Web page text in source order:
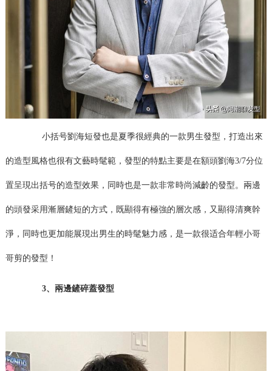
小括号劉海短發也是夏季很經典的一款男生發型，打造出來
的造型風格也很有文藝時髦範，發型的特點主要是在額頭劉海3/7分位
置呈現出括号的造型效果，同時也是一款非常時尚減齡的發型。兩邊
的頭發采用漸層鏟短的方式，既顯得有極強的層次感，又顯得清爽幹
淨，同時也更加能展現出男生的時髦魅力感，是一款很适合年輕小哥
哥剪的發型！
3、兩邊鏟碎蓋發型